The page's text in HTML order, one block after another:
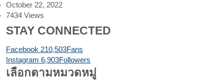
October 22, 2022
7434 Views
STAY CONNECTED
Facebook 210,503Fans
Instagram 6,903Followers
เลือกตามหมวดหมู่